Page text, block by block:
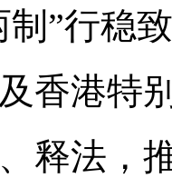
制”行稳
香港特
释法，